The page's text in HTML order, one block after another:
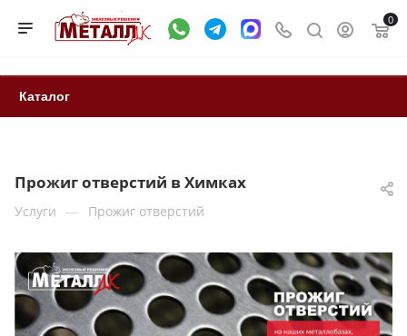
0
Каталог
Прожиг отверстий в Химках
Услуги — Прожиг отверстий